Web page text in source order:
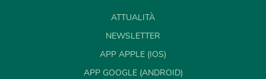
ATTUALITÀ
NEWSLETTER
APP APPLE (IOS)
APP GOOGLE (ANDROID)